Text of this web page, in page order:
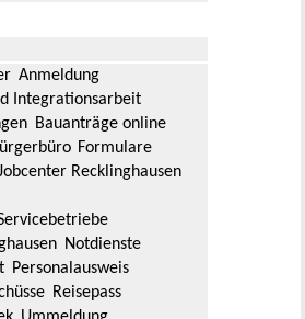
Anmeldung
Integrationsarbeit
Bauanträge online
Formulare
Recklinghausen
Notdienste
Personalausweis
Reisepass